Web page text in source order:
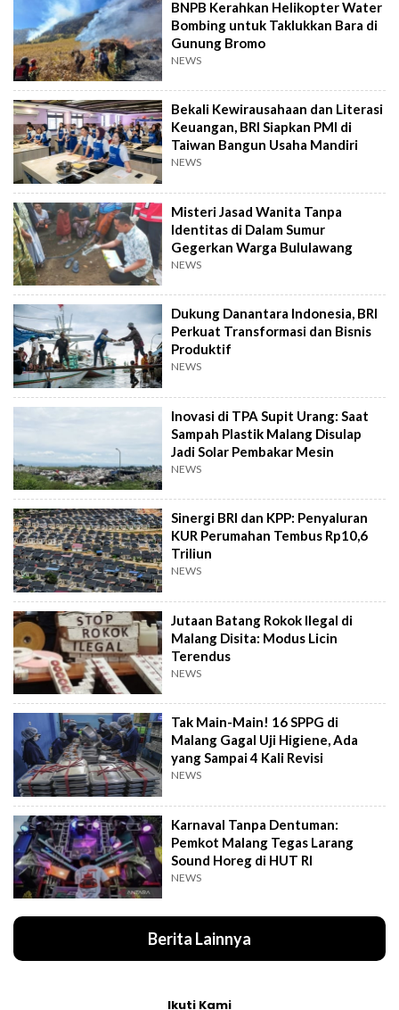
BNPB Kerahkan Helikopter Water
Bombing untuk Taklukkan Bara di
Gunung Bromo
NEWS
Bekali Kewirausahaan dan Literasi
Keuangan, BRI Siapkan PMI di
Taiwan Bangun Usaha Mandiri
NEWS
Misteri Jasad Wanita Tanpa
Identitas di Dalam Sumur
Gegerkan Warga Bululawang
NEWS
Dukung Danantara Indonesia, BRI
Perkuat Transformasi dan Bisnis
Produktif
NEWS
Inovasi di TPA Supit Urang: Saat
Sampah Plastik Malang Disulap
Jadi Solar Pembakar Mesin
NEWS
Sinergi BRI dan KPP: Penyaluran
KUR Perumahan Tembus Rp10,6
Triliun
NEWS
Jutaan Batang Rokok Ilegal di
Malang Disita: Modus Licin
Terendus
NEWS
Tak Main-Main! 16 SPPG di
Malang Gagal Uji Higiene, Ada
yang Sampai 4 Kali Revisi
NEWS
Karnaval Tanpa Dentuman:
Pemkot Malang Tegas Larang
Sound Horeg di HUT RI
NEWS
Berita Lainnya
Ikuti Kami